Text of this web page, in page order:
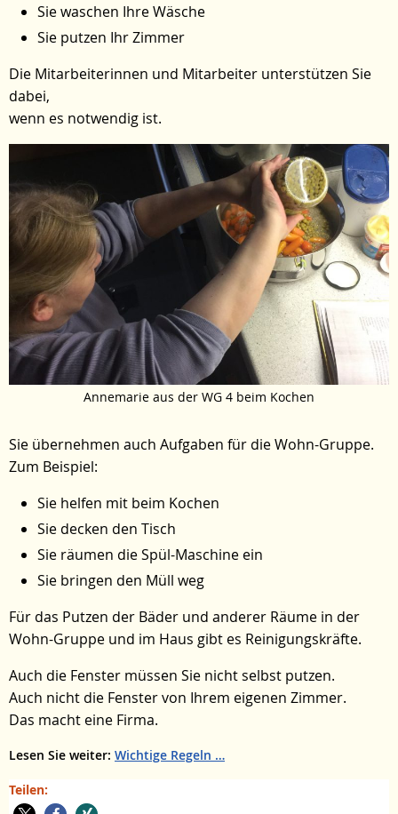
Sie waschen Ihre Wäsche
Sie putzen Ihr Zimmer
Die Mitarbeiterinnen und Mitarbeiter unterstützen Sie
dabei,
wenn es notwendig ist.
Annemarie aus der WG 4 beim Kochen
Sie übernehmen auch Aufgaben für die Wohn-Gruppe.
Zum Beispiel:
Sie helfen mit beim Kochen
Sie decken den Tisch
Sie räumen die Spül-Maschine ein
Sie bringen den Müll weg
Für das Putzen der Bäder und anderer Räume in der
Wohn-Gruppe und im Haus gibt es Reinigungskräfte.
Auch die Fenster müssen Sie nicht selbst putzen.
Auch nicht die Fenster von Ihrem eigenen Zimmer.
Das macht eine Firma.
Lesen Sie weiter: Wichtige Regeln
Teilen: